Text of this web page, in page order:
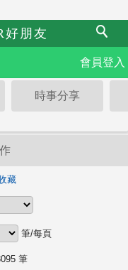
好朋友
會員登入
時事分享
藏
筆/每頁
筆